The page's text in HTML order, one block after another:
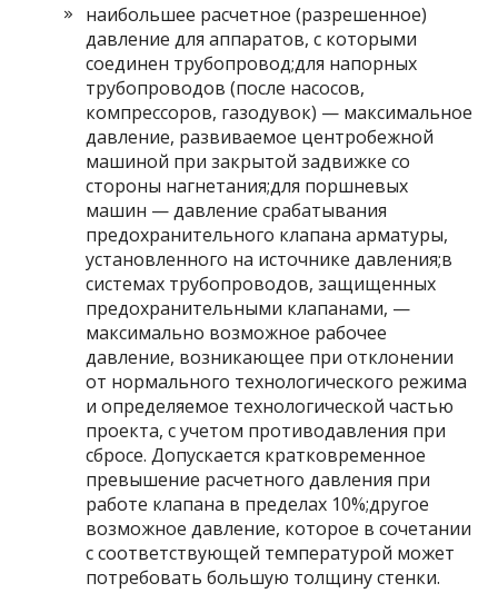
наибольшее расчетное (разрешенное)
давление для аппаратов, с которыми
соединен трубопровод;для напорных
трубопроводов (после насосов,
компрессоров, газодувок) — максимальное
давление, развиваемое центробежной
машиной при закрытой задвижке со
стороны нагнетания;для поршневых
машин — давление срабатывания
предохранительного клапана арматуры,
установленного на источнике давления;в
системах трубопроводов, защищенных
предохранительными клапанами, —
максимально возможное рабочее
давление, возникающее при отклонении
от нормального технологического режима
и определяемое технологической частью
проекта, с учетом противодавления при
сбросе. Допускается кратковременное
превышение расчетного давления при
работе клапана в пределах 10%;другое
возможное давление, которое в сочетании
с соответствующей температурой может
потребовать большую толщину стенки.